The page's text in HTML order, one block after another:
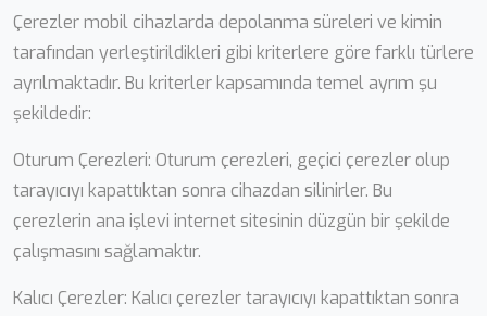
Çerezler mobil cihazlarda depolanma süreleri ve kimin
tarafından yerleştirildikleri gibi kriterlere göre farklı türlere
ayrılmaktadır. Bu kriterler kapsamında temel ayrım şu
şekildedir:
Oturum Çerezleri: Oturum çerezleri, geçici çerezler olup
tarayıcıyı kapattıktan sonra cihazdan silinirler. Bu
çerezlerin ana işlevi internet sitesinin düzgün bir şekilde
çalışmasını sağlamaktır.
Kalıcı Çerezler: Kalıcı çerezler tarayıcıyı kapattıktan sonra